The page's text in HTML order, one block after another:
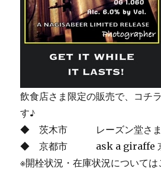
飲食店さま限定の販売で、コチ
す♪
◆ 茨木市 レーズン堂さま
◆ 京都市 ask a giraffe 京
※開栓状況・在庫状況については